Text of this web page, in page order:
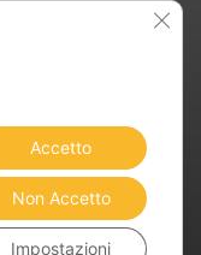
Accetto
Non Accetto
Impostazioni